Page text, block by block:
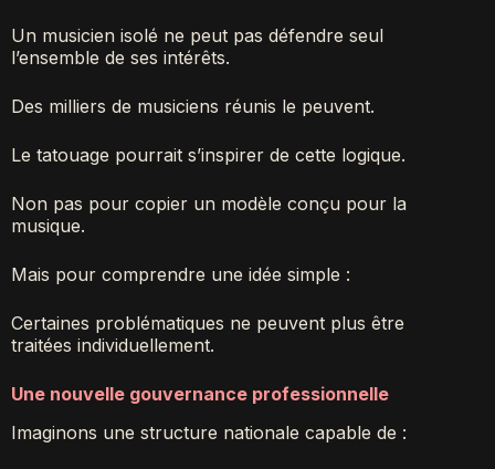
Un musicien isolé ne peut pas défendre seul
l’ensemble de ses intérêts.
Des milliers de musiciens réunis le peuvent.
Le tatouage pourrait s’inspirer de cette logique.
Non pas pour copier un modèle conçu pour la
musique.
Mais pour comprendre une idée simple :
Certaines problématiques ne peuvent plus être
traitées individuellement.
Une nouvelle gouvernance professionnelle
Imaginons une structure nationale capable de :